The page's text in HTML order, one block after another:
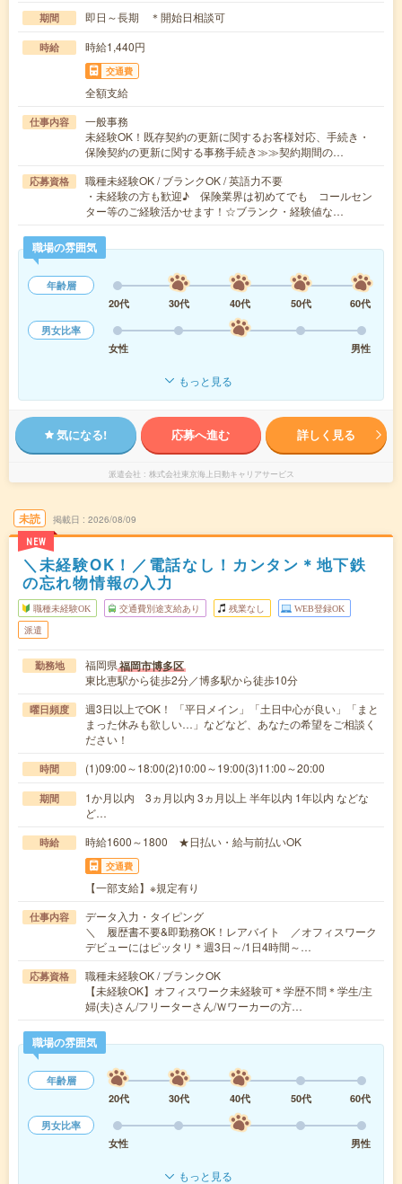
期間 即日～長期 ＊開始日相談可
時給 時給1,440円
交通費
全額支給
仕事内容
一般事務
未経験OK！既存契約の更新に関するお客様対応、手続き・
保険契約の更新に関する事務手続き≫≫契約期間の…
応募資格
職種未経験OK / ブランクOK / 英語力不要
・未経験の方も歓迎♪ 保険業界は初めてでも コールセン
ター等のご経験活かせます！☆ブランク・経験値な…
職場の雰囲気
年齢層
20代
30代 40代 50代
60代
男女比率
女性
男性
もっと見る
気になる! 応募へ進む 詳しく見る
派遣会社 株式会社東京海上日動キャリアサービス
未読
NEW
掲載日 2026/08/09
＼未経験OK！／電話なし！カンタン＊地下鉄
の忘れ物情報の入力
職種未経験OK 交通費別途支給あり 残業なし WEB登録OK
派遣
勤務地 福岡県福岡市博多区
東比恵駅から徒歩2分／博多駅から徒歩10分
曜日頻度
週3日以上でOK！ 「平日メイン」「土日中心が良い」「まと
まった休みも欲しい…」などなど、あなたの希望をご相談く
ださい！
時間 (1)09:00～18:00(2)10:00～19:00(3)11:00～20:00
期間
1か月以内 3ヵ月以内 3ヵ月以上 半年以内 1年以内 などな
ど…
時給 時給1600～1800 ★日払い・給与前払いOK
交通費
【一部支給】※規定有り
仕事内容
データ入力・タイピング
＼ 履歴書不要&即勤務OK！レアバイト ／オフィスワーク
デビューにはピッタリ＊週3日～/1日4時間～…
応募資格
職種未経験OK / ブランクOK
【未経験OK】オフィスワーク未経験可＊学歴不問＊学生/主
婦(夫)さん/フリーターさん/Ｗワーカーの方…
職場の雰囲気
年齢層
20代
30代 40代 50代
60代
男女比率
女性
男性
もっと見る